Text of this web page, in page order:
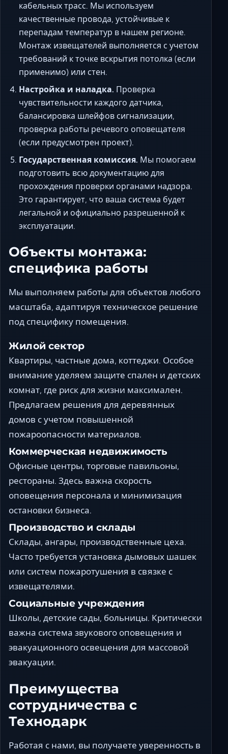
кабельных трасс. Мы используем
качественные провода, устойчивые к
перепадам температур в нашем регионе.
Монтаж извещателей выполняется с учетом
требований к точке вскрытия потолка (если
применимо) или стен.
Настройка и наладка. Проверка
чувствительности каждого датчика,
балансировка шлейфов сигнализации,
проверка работы речевого оповещателя
(если предусмотрен проект).
Государственная комиссия. Мы помогаем
подготовить всю документацию для
прохождения проверки органами надзора.
Это гарантирует, что ваша система будет
легальной и официально разрешенной к
эксплуатации.
Объекты монтажа:
специфика работы
Мы выполняем работы для объектов любого
масштаба, адаптируя техническое решение
под специфику помещения.
Жилой сектор
Квартиры, частные дома, коттеджи. Особое
внимание уделяем защите спален и детских
комнат, где риск для жизни максимален.
Предлагаем решения для деревянных
домов с учетом повышенной
пожароопасности материалов.
Коммерческая недвижимость
Офисные центры, торговые павильоны,
рестораны. Здесь важна скорость
оповещения персонала и минимизация
остановки бизнеса.
Производство и склады
Склады, ангары, производственные цеха.
Часто требуется установка дымовых шашек
или систем пожаротушения в связке с
извещателями.
Социальные учреждения
Школы, детские сады, больницы. Критически
важна система звукового оповещения и
эвакуационного освещения для массовой
эвакуации.
Преимущества
сотрудничества с
Технодарк
Работая с нами, вы получаете уверенность в